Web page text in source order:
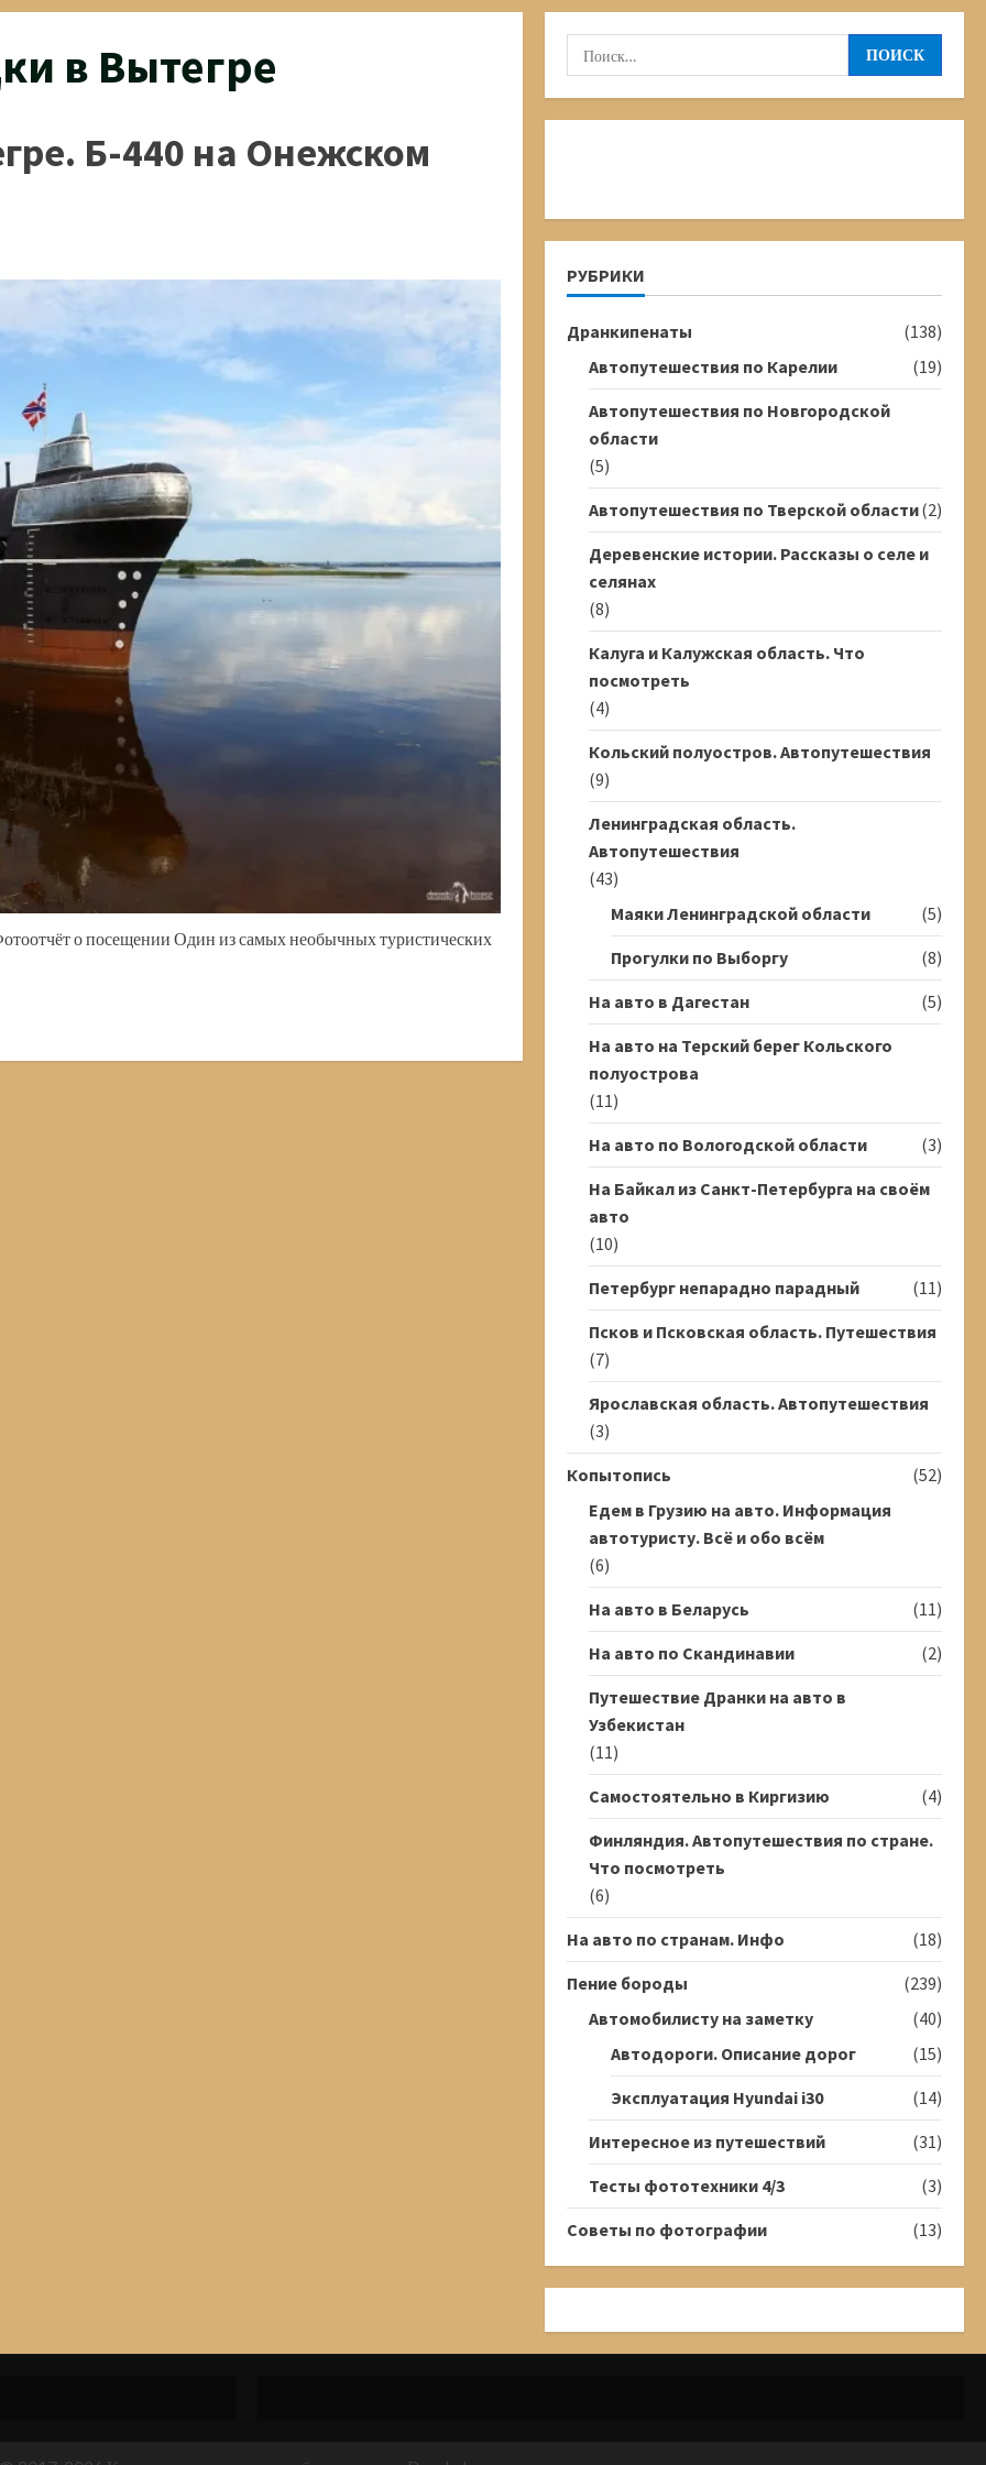
в Вытегре
Б-440 на Онежском
о посещении Один из самых необычных туристических
Найти:
РУБРИКИ
Дранкипенаты
(138)
Автопутешествия по Карелии
(19)
Автопутешествия по Новгородской
области
(5)
Автопутешествия по Тверской области(2)
Деревенские истории. Рассказы о селе и
селянах
(8)
Калуга и Калужская область. Что
посмотреть
(4)
Кольский полуостров. Автопутешествия
(9)
Ленинградская область.
Автопутешествия
(43)
Маяки Ленинградской области
(5)
Прогулки по Выборгу
(8)
На авто в Дагестан
(5)
На авто на Терский берег Кольского
полуострова
(11)
На авто по Вологодской области
(3)
На Байкал из Санкт-Петербурга на своём
авто
(10)
Петербург непарадно парадный
(11)
Псков и Псковская область. Путешествия
(7)
Ярославская область. Автопутешествия
(3)
Копытопись
(52)
Едем в Грузию на авто. Информация
автотуристу. Всё и обо всём
(6)
На авто в Беларусь
(11)
На авто по Скандинавии
(2)
Путешествие Дранки на авто в
Узбекистан
(11)
Самостоятельно в Киргизию
(4)
Финляндия. Автопутешествия по стране.
Что посмотреть
(6)
На авто по странам. Инфо
(18)
Пение бороды
(239)
Автомобилисту на заметку
(40)
Автодороги. Описание дорог
(15)
Эксплуатация Hyundai i30
(14)
Интересное из путешествий
(31)
Тесты фототехники 4/3
(3)
Советы по фотографии
(13)